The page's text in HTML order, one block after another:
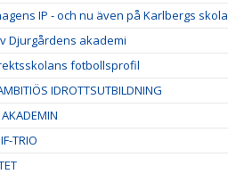
IP - och nu även på Karlbergs skola
Djurgårdens akademi
fotbollsprofil
IDROTTSUTBILDNING
TRIO